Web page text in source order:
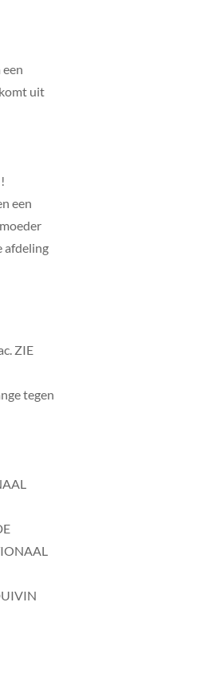
uit
een
afdeling
ZIE
tegen